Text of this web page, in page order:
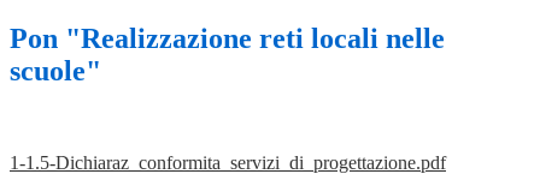
Pon "Realizzazione reti locali nelle
scuole"
1-1.5-Dichiaraz_conformita_servizi_di_progettazione.pdf